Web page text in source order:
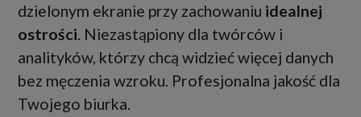
dzielonym ekranie przy zachowaniu idealnej
ostrości . Niezastąpiony dla twórców i
analityków, którzy chcą widzieć więcej danych
bez męczenia wzroku. Profesjonalna jakość dla
Twojego biurka.